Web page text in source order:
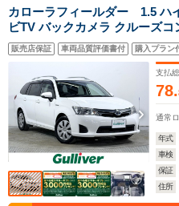
カローラフィールダー 1.5
ビTV バックカメラ クルーズ
置 シートヒーター ETC ドラレ
スタート スマートキー オート
販売店保証 車両品質評価書付 購入プラン
支払
78.
通常
年式
車検
保証
住所